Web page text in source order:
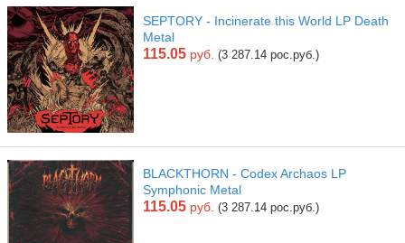
SEPTORY - Incinerate this World LP Death
Metal
115.05 руб. (3 287.14 рос.руб.)
BLACKTHORN - Codex Archaos LP
Symphonic Metal
115.05 руб. (3 287.14 рос.руб.)